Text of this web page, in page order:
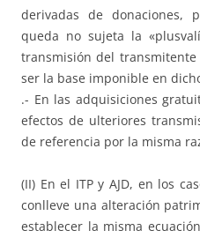
derivadas de donaciones,
queda no sujeta la
transmisión del
ser la base imponible en
.- En las adquisiciones
efectos de ulteriores
de referencia por la misma
(II) En el ITP y AJD, en los
conlleve una alteración
establecer la misma